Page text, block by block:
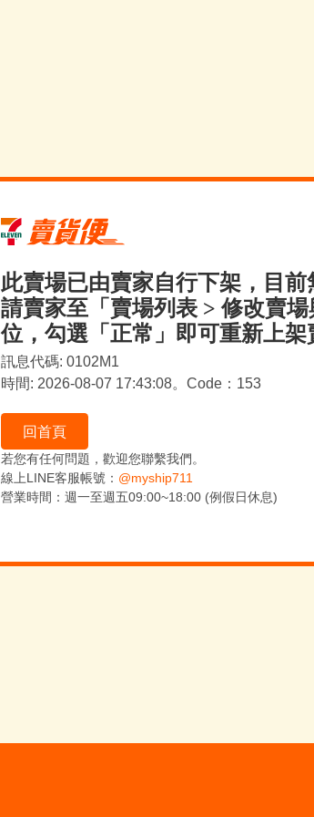
此賣場已由賣家自行下架，目
請賣家至「賣場列表 > 修改賣
位，勾選「正常」即可重新上架
訊息代碼: 0102M1
時間: 2026-08-07 17:43:08。Code：153
回首頁
若您有任何問題，歡迎您聯繫我們。
線上LINE客服帳號： @myship711
營業時間：週一至週五09:00~18:00 (例假日休息)